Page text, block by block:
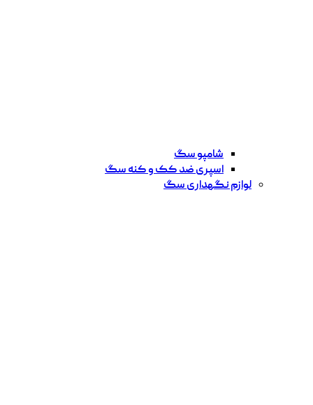
شامپو سگ
اسپری ضد کک و کنه سگ
لوازم نگهداری سگ